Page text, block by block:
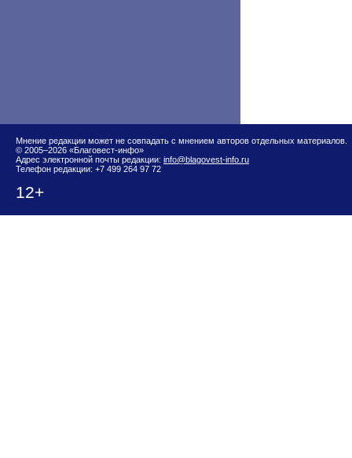
Мнение редакции может не совпадать с мнением авторов отдельных материалов.
© 2005–2026 «Благовест-инфо»
Адрес электронной почты редакции: info@blagovest-info.ru
Телефон редакции: +7 499 264 97 72
12+